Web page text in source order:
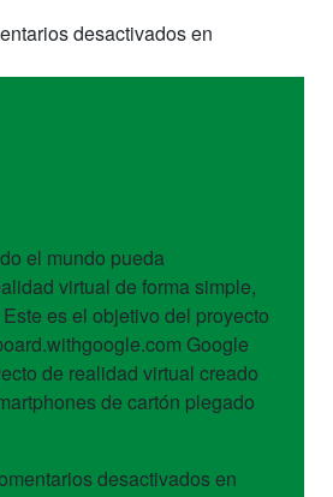
desactivadosen
el mundo pueda
virtual de forma simple,
es el objetivo del proyecto
Google
de realidad virtual creado
de cartón plegado
desactivadosen